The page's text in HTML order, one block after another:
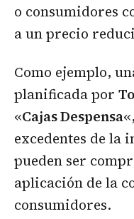
o consumidores
a un precio
Como ejemplo,
planificada por
«Cajas Despensa
excedentes de la
pueden ser
aplicación de la
consumidores.